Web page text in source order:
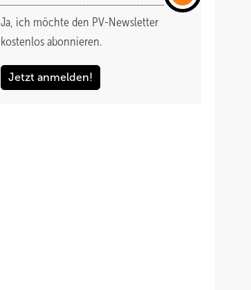
Ja, ich möchte den PV-Newsletter
kostenlos abonnieren.
Jetzt anmelden!